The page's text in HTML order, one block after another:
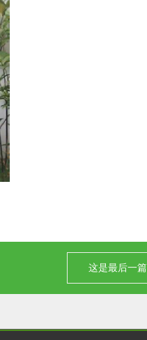
这是最后一篇